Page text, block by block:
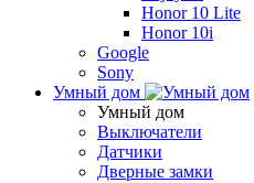
Honor 10 Lite
Honor 10i
Google
Sony
Умный дом
Умный дом
Выключатели
Датчики
Дверные замки